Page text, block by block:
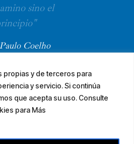
propias y de terceros para
y servicio. Si continúa
que acepta su uso. Consulte
para Más
sino el
Paulo Coelho